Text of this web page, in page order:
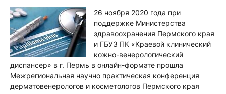
26 ноября 2020 года при
поддержке Министерства
здравоохранения Пермского края
и ГБУЗ ПК «Краевой клинический
кожно-венерологический
диспансер» в г. Пермь в онлайн-формате прошла
Межрегиональная научно практическая конференция
дерматовенерологов и косметологов Пермского края